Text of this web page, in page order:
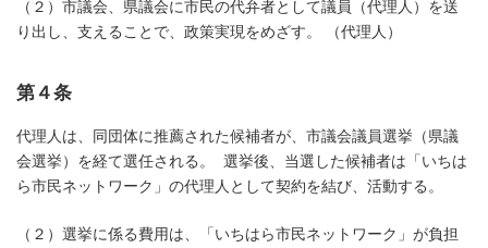
（２）市議会、県議会に市民の代弁者として議員（代理人）を送
り出し、支えることで、政策実現をめざす。 （代理人）
第４条
代理人は、同団体に推薦された候補者が、市議会議員選挙（県議
会選挙）を経て選任される。 選挙後、当選した候補者は「いちは
ら市民ネットワーク」の代理人として契約を結び、活動する。
（２）選挙に係る費用は、「いちはら市民ネットワーク」が負担